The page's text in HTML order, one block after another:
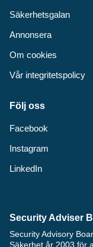
Säkerhetsgalan
Annonsera
Om cookies
Vår integritetspolicy
Följ oss
Facebook
Instagram
LinkedIn
Security Adviser
Security Advisory
Säkerhet år 2003 för